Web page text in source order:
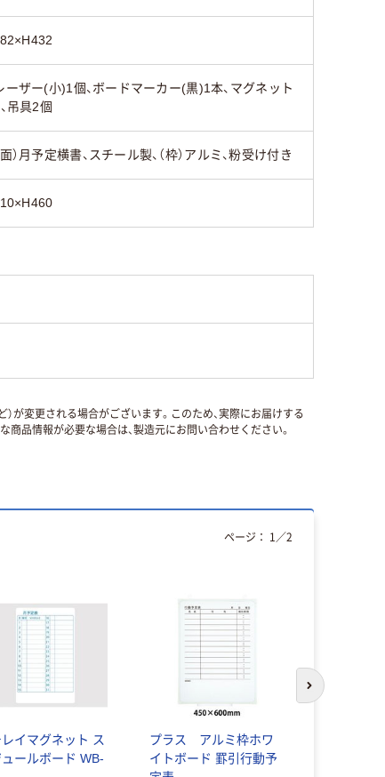
ーザー(小)1個、ボードマーカー(黒)1本、マグネット
吊具2個
面）月予定横書、スチール製、（枠）アルミ、粉受け付き
）が変更される場合がございます。このため、実際にお届けする
品情報が必要な場合は、製造元にお問い合わせください。
イマグネット ス
ールボード WB-
プラス アルミ枠ホワ
イトボード 罫引行動予
ページ： 1 ／2
次のスライド